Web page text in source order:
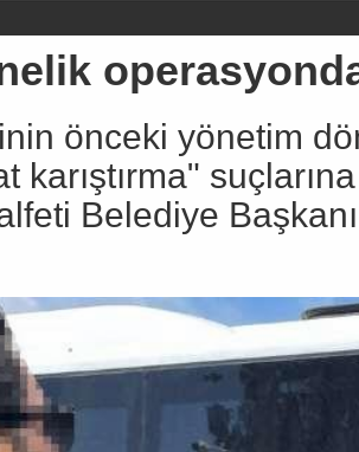
önceki yönetim
karıştırma"
Belediye